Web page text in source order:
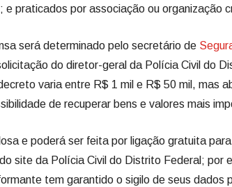
e praticados por associação ou organização
será determinado pelo secretário de
do diretor-geral da Polícia Civil do
varia entre R$ 1 mil e R$ 50 mil, mas
de recuperar bens e valores mais
e poderá ser feita por ligação gratuita
do site da Polícia Civil do Distrito Federal; por
tem garantido o sigilo de seus dados